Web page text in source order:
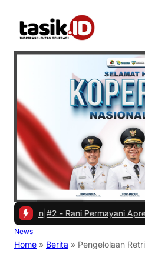
#2 - Rani Permayani Apreasiasi
News
Home » Berita » Pengelolaan